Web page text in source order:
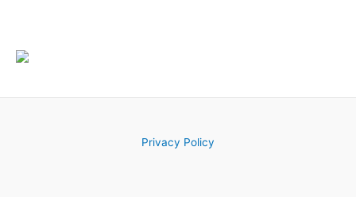
Privacy Policy